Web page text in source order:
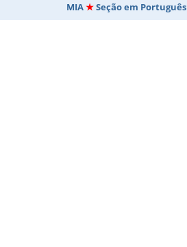
MIA Seção em Português